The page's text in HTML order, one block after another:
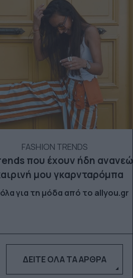
FASHION TRENDS
που έχουν ήδη
μου γκαρνταρόμπα
για τη μόδα από το allyou.gr
ΔΕΊΤΕ ΌΛΑ ΤΑ ΆΡΘΡΑ